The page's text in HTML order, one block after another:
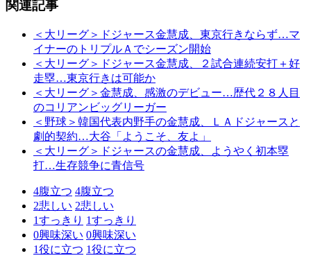
関連記事
＜大リーグ＞ドジャース金慧成、東京行きならず…マ
イナーのトリプルＡでシーズン開始
＜大リーグ＞ドジャース金慧成、２試合連続安打＋好
走塁…東京行きは可能か
＜大リーグ＞金慧成、感激のデビュー…歴代２８人目
のコリアンビッグリーガー
＜野球＞韓国代表内野手の金慧成、ＬＡドジャースと
劇的契約…大谷「ようこそ、友よ」
＜大リーグ＞ドジャースの金慧成、ようやく初本塁
打…生存競争に青信号
4腹立つ 4腹立つ
2悲しい 2悲しい
1すっきり 1すっきり
0興味深い 0興味深い
1役に立つ 1役に立つ